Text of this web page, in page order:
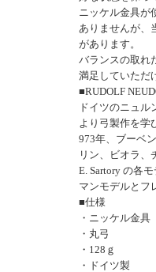
ニッケル金具が
ありませんが、
があります。
バランスの取れ
満足していただ
■RUDOLF
ドイツのニュル
より弓製作を
973年、ブーベ
リン、ビオラ、
E. Sartory の各
マンモデルとフ
■仕様
・ニッケル金具
・丸弓
・128ｇ
・ドイツ製